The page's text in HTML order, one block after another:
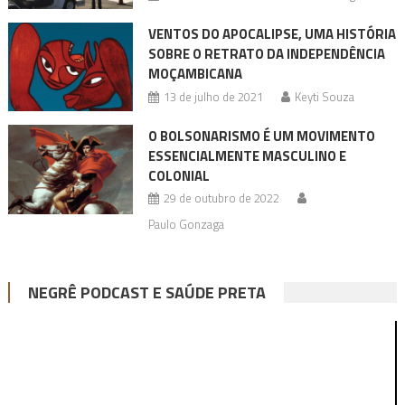
VENTOS DO APOCALIPSE, UMA HISTÓRIA
SOBRE O RETRATO DA INDEPENDÊNCIA
MOÇAMBICANA
13 de julho de 2021 Keyti Souza
O BOLSONARISMO É UM MOVIMENTO
ESSENCIALMENTE MASCULINO E
COLONIAL
29 de outubro de 2022
Paulo Gonzaga
NEGRÊ PODCAST E SAÚDE PRETA